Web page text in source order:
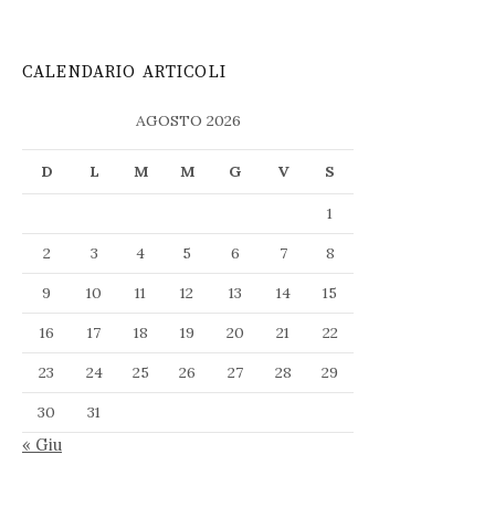
CALENDARIO ARTICOLI
AGOSTO 2026
D L M M G V S
1
2
3 4 5 6 7
8
9
10 11 12 13 14
15
16
17 18 19 20 21
22
23
24 25 26 27 28
29
30
31
« Giu